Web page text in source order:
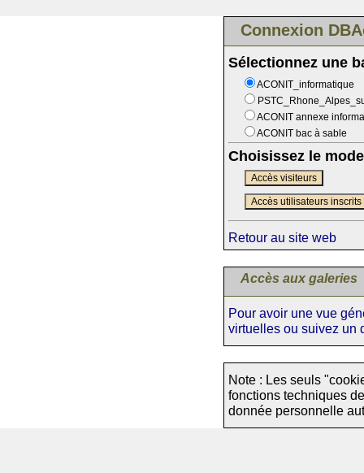
Connexion
Sélectionnez une
ACONIT_informatique
ACONIT annexe
ACONIT bac à sable
Choisissez le
Accès visiteurs
Accès utilisateurs inscrits
Retour au site web
Accès aux galeries
Pour avoir une vue
virtuelles ou suivez un
Note : Les seuls
fonctions techniques
donnée personnelle